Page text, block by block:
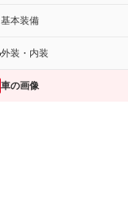
基本装備
外装・内装
車の画像